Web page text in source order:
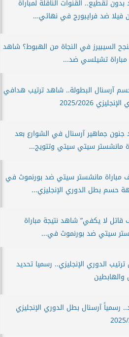
تقطيع.. القنوات الناقلة لمباراة
فيلا ضد فرايبورج في نهائي...
السيبيرز في النجاة من الهبوط؟ شاهد
مباراة تشيلسي ضد...
آرسنال البطولة.. شاهد ترتيب هدافي
2025/2026
جماهير آرسنال في الشوارع بعد
مانشستر سيتي سيتي وتتويج...
مباراة مانشستر سيتي ضد بورنموث في
حسم بطل الدوري الإنجليزي...
لا يكفي” شاهد نتيجة مباراة
سيتي ضد بورنموث في...
الدوري الإنجليزي.. رسميا تحديد
والهابطين
رسمياً آرسنال بطل الدوري الإنجليزي